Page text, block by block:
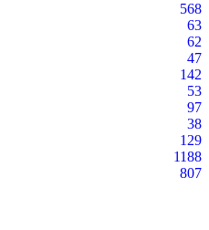
568
63
62
47
142
53
97
38
129
1188
807